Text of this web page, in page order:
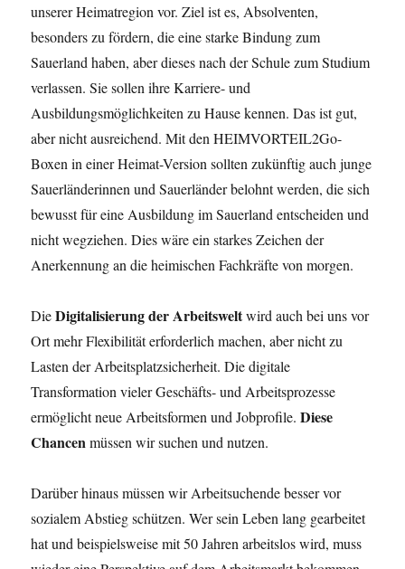
unserer Heimatregion vor. Ziel ist es, Absolventen,
besonders zu fördern, die eine starke Bindung zum
Sauerland haben, aber dieses nach der Schule zum Studium
verlassen. Sie sollen ihre Karriere- und
Ausbildungsmöglichkeiten zu Hause kennen. Das ist gut,
aber nicht ausreichend. Mit den HEIMVORTEIL2Go-
Boxen in einer Heimat-Version sollten zukünftig auch junge
Sauerländerinnen und Sauerländer belohnt werden, die sich
bewusst für eine Ausbildung im Sauerland entscheiden und
nicht wegziehen. Dies wäre ein starkes Zeichen der
Anerkennung an die heimischen Fachkräfte von morgen.
DieDigitalisierung der Arbeitsweltwird auch bei uns vor
Ort mehr Flexibilität erforderlich machen, aber nicht zu
Lasten der Arbeitsplatzsicherheit. Die digitale
Transformation vieler Geschäfts- und Arbeitsprozesse
ermöglicht neue Arbeitsformen und Jobprofile.Diese
Chancenmüssen wir suchen und nutzen.
Darüber hinaus müssen wir Arbeitsuchende besser vor
sozialem Abstieg schützen. Wer sein Leben lang gearbeitet
hat und beispielsweise mit 50 Jahren arbeitslos wird, muss